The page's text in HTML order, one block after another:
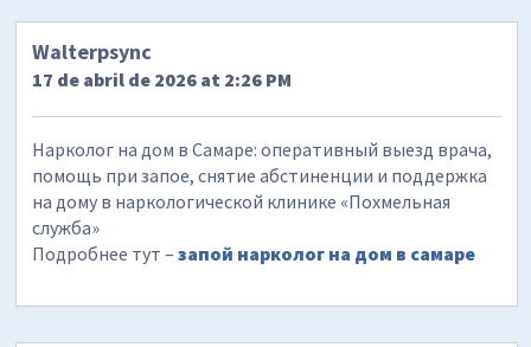
Walterpsync
17 de abril de 2026 at 2:26 PM
Нарколог на дом в Самаре: оперативный выезд врача,
помощь при запое, снятие абстиненции и поддержка
на дому в наркологической клинике «Похмельная
служба»
Подробнее тут –запой нарколог на дом в самаре